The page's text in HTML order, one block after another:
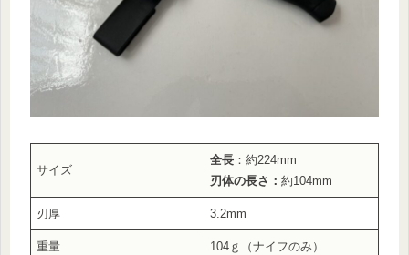
サイズ
全長 ：約224mm
刃体の長さ：約104mm
刃厚 3.2mm
重量 104ｇ（ナイフのみ）